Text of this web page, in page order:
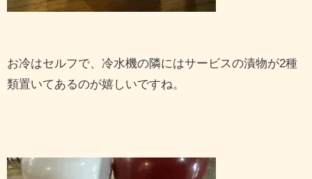
お冷はセルフで、冷水機の隣にはサービスの漬物が2種
類置いてあるのが嬉しいですね。